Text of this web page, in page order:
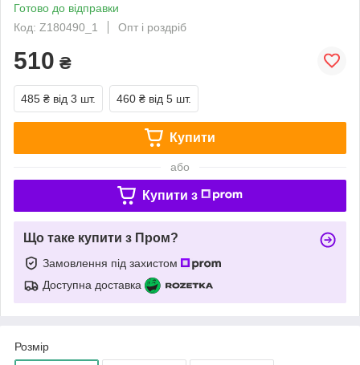
Готово до відправки
Код: Z180490_1
Опт і роздріб
510 ₴
485 ₴ від 3 шт. 460 ₴ від 5 шт.
Купити
або
Купити з
Що таке купити з Пром?
Замовлення під захистом
Доступна доставка
Розмір